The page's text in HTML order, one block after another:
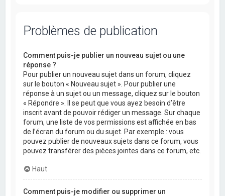
Problèmes de publication
Comment puis-je publier un nouveau sujet ou une
réponse ?
Pour publier un nouveau sujet dans un forum, cliquez
sur le bouton « Nouveau sujet ». Pour publier une
réponse à un sujet ou un message, cliquez sur le bouton
« Répondre ». Il se peut que vous ayez besoin d’être
inscrit avant de pouvoir rédiger un message. Sur chaque
forum, une liste de vos permissions est affichée en bas
de l’écran du forum ou du sujet. Par exemple : vous
pouvez publier de nouveaux sujets dans ce forum, vous
pouvez transférer des pièces jointes dans ce forum, etc.
Haut
Comment puis-je modifier ou supprimer un